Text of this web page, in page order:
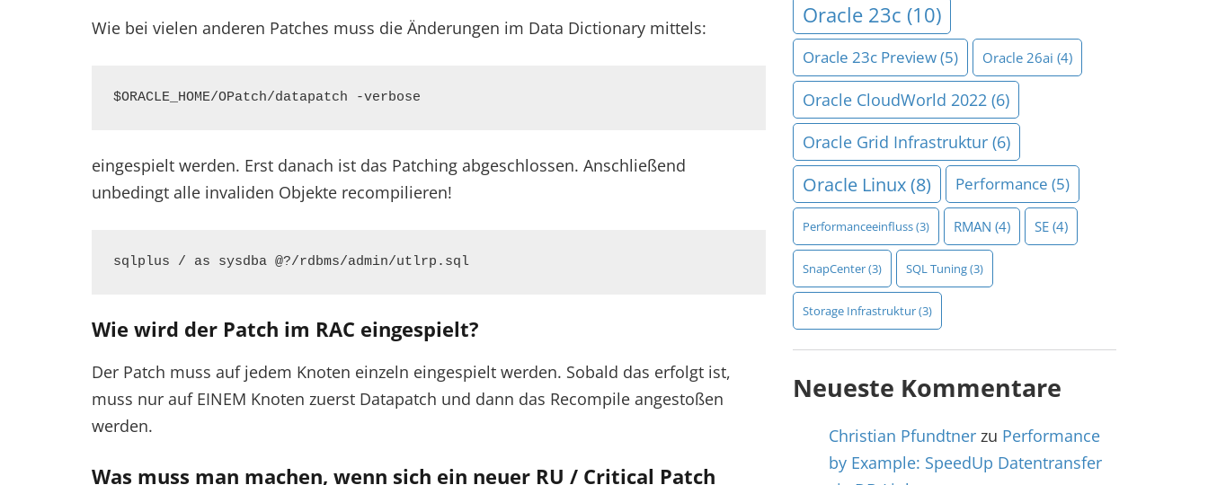
Wie bei vielen anderen Patches muss die Änderungen im Data Dictionary mittels:
$ORACLE_HOME/OPatch/datapatch -verbose
eingespielt werden. Erst danach ist das Patching abgeschlossen. Anschließend
unbedingt alle invaliden Objekte recompilieren!
sqlplus / as sysdba @?/rdbms/admin/utlrp.sql
Wie wird der Patch im RAC eingespielt?
Der Patch muss auf jedem Knoten einzeln eingespielt werden. Sobald das erfolgt ist,
muss nur auf EINEM Knoten zuerst Datapatch und dann das Recompile angestoßen
werden.
Was muss man machen, wenn sich ein neuer RU / Critical Patch
Oracle 23c (10)
Oracle 23c Preview(5) Oracle 26ai (4)
Oracle CloudWorld 2022 (6)
Oracle Grid Infrastruktur (6)
Oracle Linux(8) Performance (5)
Performanceeinfluss(3) RMAN (4) SE (4)
SnapCenter(3) SQL Tuning(3)
Storage Infrastruktur(3)
Neueste Kommentare
Christian Pfundtner zu Performance
by Example: SpeedUp Datentransfer